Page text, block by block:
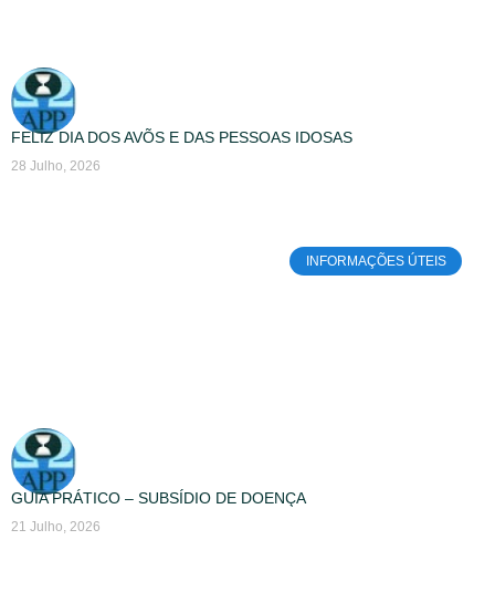
FELIZ DIA DOS AVÕS E DAS PESSOAS IDOSAS
28 Julho, 2026
INFORMAÇÕES ÚTEIS
GUIA PRÁTICO – SUBSÍDIO DE DOENÇA
21 Julho, 2026